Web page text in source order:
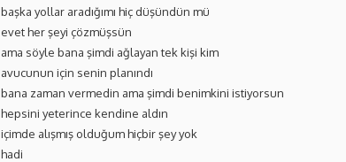
başka yollar aradığımı hiç düşündün mü
evet her şeyi çözmüşsün
ama söyle bana şimdi ağlayan tek kişi kim
avucunun için senin planındı
bana zaman vermedin ama şimdi benimkini istiyorsun
hepsini yeterince kendine aldın
içimde alışmış olduğum hiçbir şey yok
hadi